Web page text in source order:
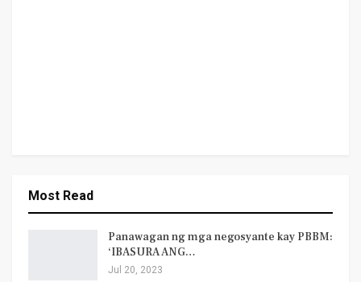
Most Read
Panawagan ng mga negosyante kay PBBM:
‘IBASURA ANG…
Jul 20, 2023